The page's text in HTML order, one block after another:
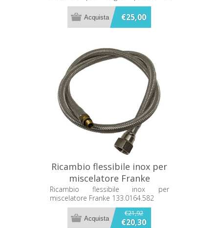
compatibile con diverse installazioni.
€25,00
Ricambio flessibile inox per
miscelatore Franke
133.0164.582
Ricambio flessibile inox per
miscelatore Franke 133.0164.582
€21,92
€20,30